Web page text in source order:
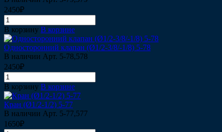
2450₽
В корзину В корзине
Односторонний клапан (Ø1/2-3/8/-1/8) 5-78
В наличии Арт. 5-78,578
2450₽
В корзину В корзине
Кран (Ø1/2-1/2) 5-77
В наличии Арт. 5-77,577
1650₽